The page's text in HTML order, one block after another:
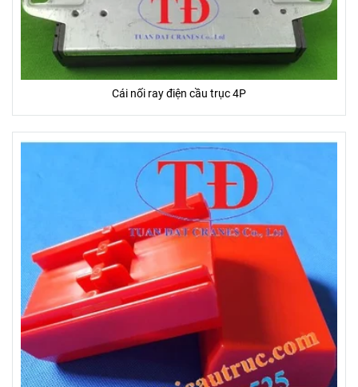
Cái nối ray điện cầu trục 4P